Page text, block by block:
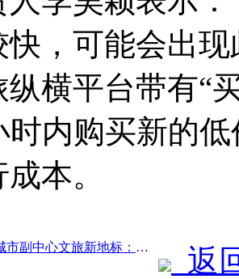
，可能会出
纵横平台带有“
时内购买新的
本。
前一篇：北京城市副中心文旅新地标：顶点公园将于今年正式亮相
返